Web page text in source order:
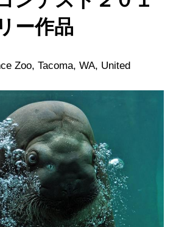
ー作品
Zoo, Tacoma, WA, United